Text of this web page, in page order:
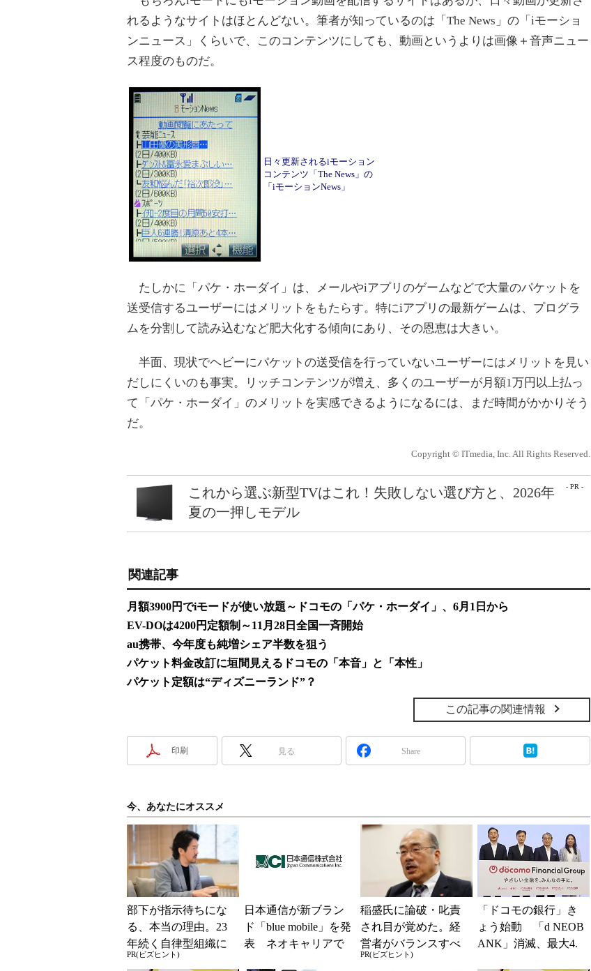
れるようなサイトはほとんどない。筆者が知っているのは「The News」の「iモーショ
ンニュース」くらいで、このコンテンツにしても、動画というよりは画像＋音声ニュー
ス程度のものだ。
日々更新されるiモーション
コンテンツ「The News」の
「iモーションNews」
たしかに「パケ・ホーダイ」は、メールやiアプリのゲームなどで大量のパケットを
送受信するユーザーにはメリットをもたらす。特にiアプリの最新ゲームは、プログラ
ムを分割して読み込むなど肥大化する傾向にあり、その恩恵は大きい。
半面、現状でヘビーにパケットの送受信を行っていないユーザーにはメリットを見い
だしにくいのも事実。リッチコンテンツが増え、多くのユーザーが月額1万円以上払っ
て「パケ・ホーダイ」のメリットを実感できるようになるには、まだ時間がかかりそう
だ。
Copyright © ITmedia, Inc. All Rights Reserved.
- PR -
これから選ぶ新型TVはこれ！失敗しない選び方と、2026年
夏の一押しモデル
関連記事
月額3900円でiモードが使い放題～ドコモの「パケ・ホーダイ」、6月1日から
EV-DOは4200円定額制～11月28日全国一斉開始
au携帯、今年度も純増シェア半数を狙う
パケット料金改訂に垣間見えるドコモの「本音」と「本性」
パケット定額は“ディズニーランド”？
この記事の関連情報
印刷 見る Share
今、あなたにオススメ
部下が指示待ちにな
る、本当の理由。23
年続く自律型組織に
共通する「3つの要
PR(ビズヒント)
日本通信が新ブラン
ド「blue mobile」を発
表 ネオキャリアで
稲盛氏に論破・叱責
され目が覚めた。経
営者がバランスすべ
き2つの背反
PR(ビズヒント)
「ドコモの銀行」き
ょう始動 「d NEOB
ANK」消滅、最大4.